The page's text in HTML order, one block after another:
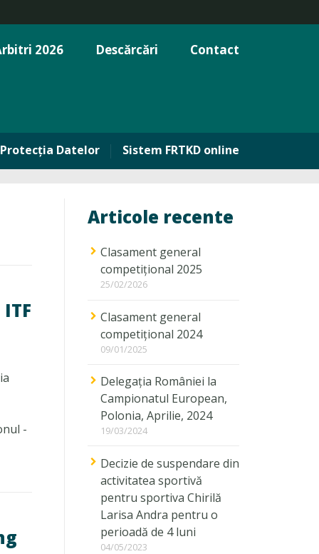
2026 Descărcări Contact
Protecția Datelor Sistem FRTKD online
-
Articole recente
Clasament general
competițional 2025
25/02/2026
Clasament general
competițional 2024
09/01/2025
Delegația României la
Campionatul European,
Polonia, Aprilie, 2024
19/03/2024
Decizie de suspendare din
activitatea sportivă
pentru sportiva Chirilă
Larisa Andra pentru o
perioadă de 4 luni
04/05/2023